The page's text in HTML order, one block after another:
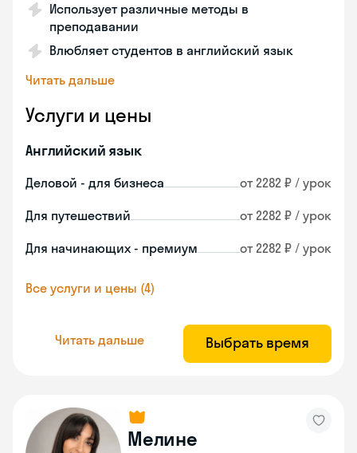
Использует различные методы в
преподавании
Влюбляет студентов в английский язык
Читать дальше
Услуги и цены
Английский язык
Деловой - для бизнеса от 2282 ₽ / урок
Для путешествий от 2282 ₽ / урок
Для начинающих - премиум от 2282 ₽ / урок
Все услуги и цены (4)
Читать дальше Выбрать время
Мелине